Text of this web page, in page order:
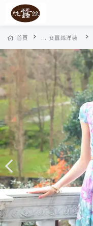
首頁 ... 女蠶絲洋裝